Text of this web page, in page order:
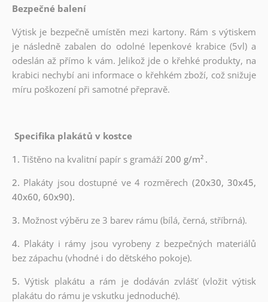
Bezpečné balení
Výtisk je bezpečně umístěn mezi kartony. Rám s výtiskem
je následně zabalen do odolné lepenkové krabice (5vl) a
odeslán až přímo k vám. Jelikož jde o křehké produkty, na
krabici nechybí ani informace o křehkém zboží, což snižuje
míru poškození při samotné přepravě.
Specifika plakátů v kostce
1. Tištěno na kvalitní papír s gramáží200 g/m² .
2. Plakáty jsou dostupné ve 4 rozměrech (20x30, 30x45,
40x60, 60x90).
3. Možnost výběru ze 3 barev rámu (bílá, černá, stříbrná).
4. Plakáty i rámy jsou vyrobeny z bezpečných materiálů
bez zápachu (vhodné i do dětského pokoje).
5.Výtisk plakátu a rám je dodáván zvlášť (vložit výtisk
plakátu do rámu je vskutku jednoduché).